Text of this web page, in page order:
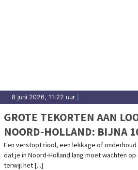
8 juni 2026, 11:22 uur
GROTE TEKORTEN AAN
NOORD-HOLLAND: BIJNA
PER WERKZOEKENDE
Een verstopt riool, een lekkage of onderhoud
dat je in Noord-Holland lang moet wachten
terwijl het [...]